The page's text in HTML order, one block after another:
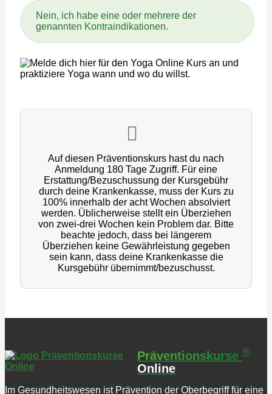
Nein, ich habe eine oder mehrere der
genannten Kontraindikationen.
Auf diesen Präventionskurs hast du nach
Anmeldung 180 Tage Zugriff. Für eine
Erstattung/Bezuschussung der Kursgebühr
durch deine Krankenkasse, muss der Kurs zu
100% innerhalb der acht Wochen absolviert
werden. Üblicherweise stellt ein Überziehen
von zwei-drei Wochen kein Problem dar. Bitte
beachte jedoch, dass bei längerem
Überziehen keine Gewährleistung gegeben
sein kann, dass deine Krankenkasse die
Kursgebühr übernimmt/bezuschusst.
Präventionskurse ®
Online
Im Gesundheitswesen ist Prävention der Oberbegriff für eine